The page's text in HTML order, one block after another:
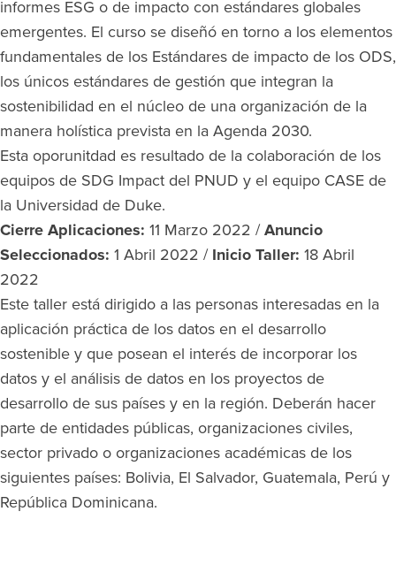
informes ESG o de impacto con estándares globales
emergentes. El curso se diseñó en torno a los elementos
fundamentales de los Estándares de impacto de los ODS,
los únicos estándares de gestión que integran la
sostenibilidad en el núcleo de una organización de la
manera holística prevista en la Agenda 2030.
Esta oporunitdad es resultado de la colaboración de los
equipos de SDG Impact del PNUD y el equipo CASE de
la Universidad de Duke.
Cierre Aplicaciones: 11 Marzo 2022 /Anuncio
Seleccionados: 1 Abril 2022 / Inicio Taller: 18 Abril
2022
Este taller está dirigido a las personas interesadas en la
aplicación práctica de los datos en el desarrollo
sostenible y que posean el interés de incorporar los
datos y el análisis de datos en los proyectos de
desarrollo de sus países y en la región. Deberán hacer
parte de entidades públicas, organizaciones civiles,
sector privado o organizaciones académicas de los
siguientes países: Bolivia, El Salvador, Guatemala, Perú y
República Dominicana.